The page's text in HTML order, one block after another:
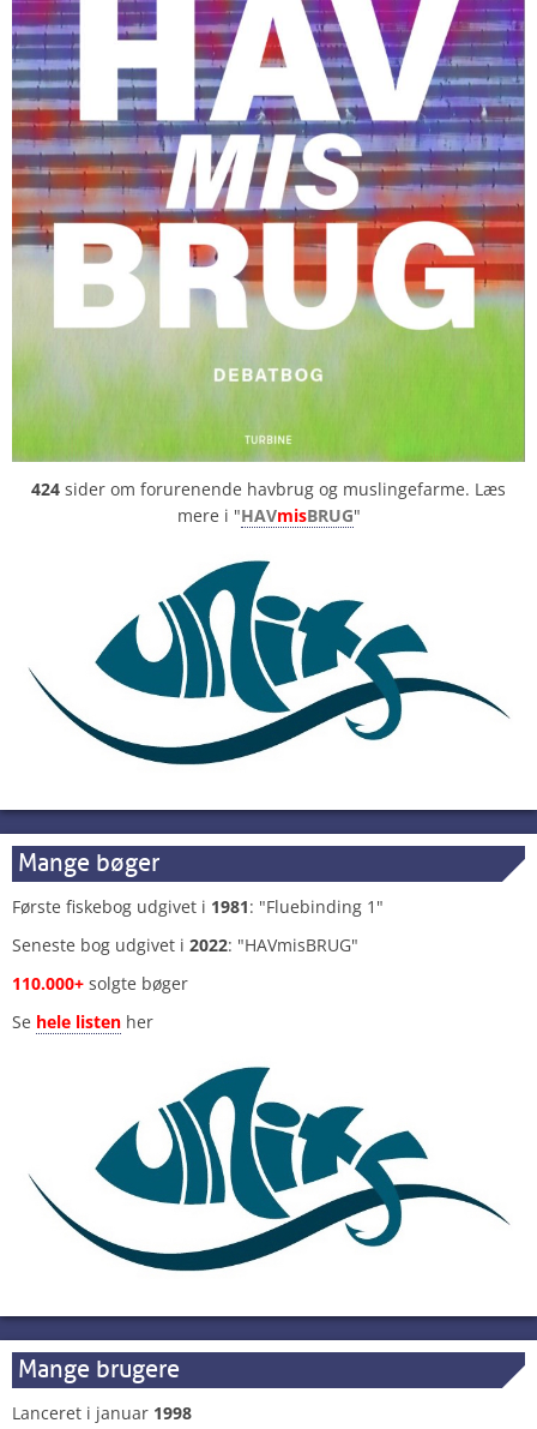
424 sider om forurenende havbrug og muslingefarme. Læs
mere i "HAVmisBRUG"
Mange bøger
Første fiskebog udgivet i 1981: "Fluebinding 1"
Seneste bog udgivet i 2022: "HAVmisBRUG"
110.000+ solgte bøger
Se hele listen her
Mange brugere
Lanceret i januar 1998